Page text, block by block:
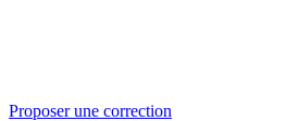
Proposer une correction